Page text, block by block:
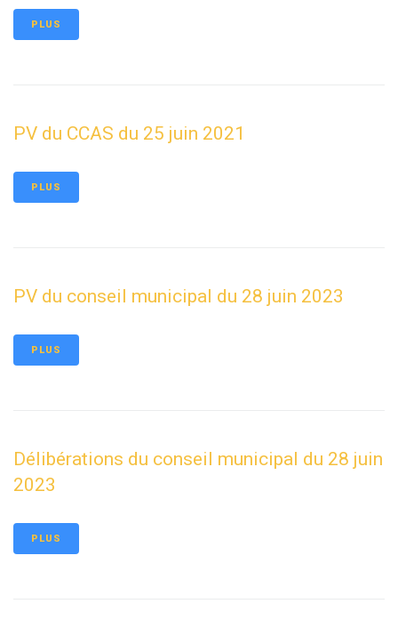
PLUS
PV du CCAS du 25 juin 2021
PLUS
PV du conseil municipal du 28 juin 2023
PLUS
Délibérations du conseil municipal du 28 juin
2023
PLUS